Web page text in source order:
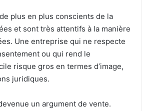
plus en plus conscients de la
et sont très attentifs à la manière
Une entreprise qui ne respecte
ou qui rend le
risque gros en termes d’image,
juridiques.
un argument de vente.